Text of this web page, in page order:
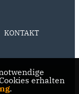
KONTAKT
erhalten
.